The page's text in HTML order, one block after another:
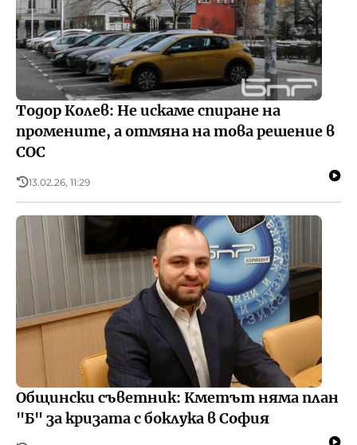
Тодор Колев: Не искаме спиране на
промените, а отмяна на това решение в
СОС
13.02.26, 11:29
Общински съветник: Кметът няма план
"Б" за кризата с боклука в София